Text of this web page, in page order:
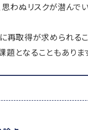
思わぬリスクが潜んで
取得が求められるこ
となることもありま